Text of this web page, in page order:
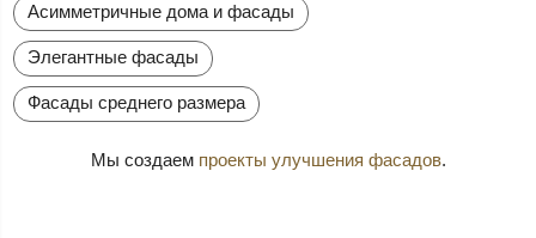
Асимметричные дома и фасады
Элегантные фасады
Фасады среднего размера
Мы создаем проекты улучшения фасадов.